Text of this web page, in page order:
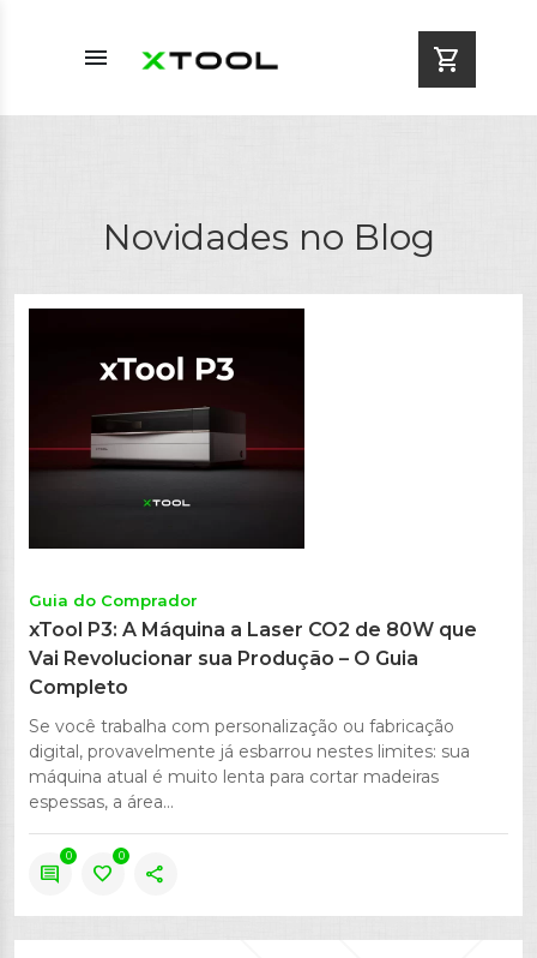
menu shopping_cart
Novidades no Blog
Guia do Comprador
xTool P3: A Máquina a Laser CO2 de 80W que
Vai Revolucionar sua Produção – O Guia
Completo
Se você trabalha com personalização ou fabricação
digital, provavelmente já esbarrou nestes limites: sua
máquina atual é muito lenta para cortar madeiras
espessas, a área...
comment
0
favorite
0
share